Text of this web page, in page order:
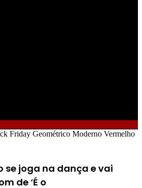
se joga na dança e vai
de ‘É o